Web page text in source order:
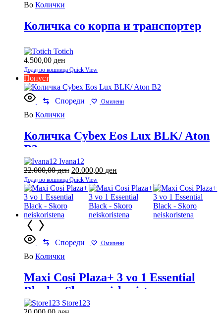
Во Колички
Количка со корпа и транспортер
Totich
4.500,00 ден
Додај во кошница Quick View
Попуст
Спореди Омилени
Во Колички
Количка Cybex Eos Lux BLK/ Aton
B2
Ivana12
22.000,00ден Original
price
was:
22.000,00 ден.
20.000,00 ден
is:
20.000,00 ден.
Додај во кошница Quick View
Спореди Омилени
Во Колички
Maxi Cosi Plaza+ 3 vo 1 Essential
Black – Skoro neiskoristena
Store123